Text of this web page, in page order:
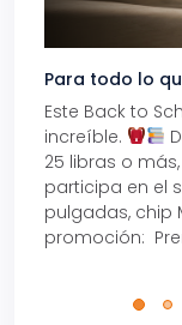
Para todo lo
Este Back to
increíble.
25 libras o
participa en el
pulgadas, chip
promoción: